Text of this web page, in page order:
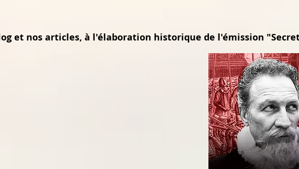
et nos articles, à l'élaboration historique de l'émission